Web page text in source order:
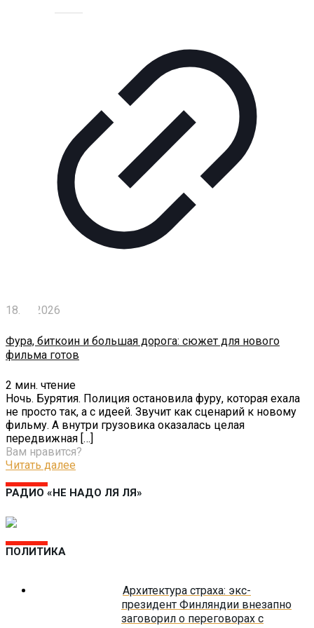
Технологии
читателя
Блокчейн
О
нас
Помощь
проекту
18.01.2026
Фура, биткоин и большая дорога: сюжет для нового
фильма готов
2 мин. чтение
Ночь. Бурятия. Полиция остановила фуру, которая ехала
не просто так, а с идеей. Звучит как сценарий к новому
фильму. А внутри грузовика оказалась целая
передвижная […]
Вам нравится?
Читать далее
РАДИО «НЕ НАДО ЛЯ ЛЯ»
ПОЛИТИКА
Архитектура страха: экс-
президент Финляндии внезапно
заговорил о переговорах с